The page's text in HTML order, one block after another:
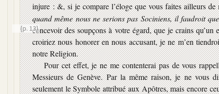
injure : &, si je compare l’éloge que vous faites ailleurs de
quand même nous ne serions pas Sociniens, il faudroit
concevoir des soupçons à votre égard, que je crains
{p. 13}
qu’un
croiriez nous honorer en nous accusant, je ne m’en
notre Religion.
Pour cet effet, je ne me contenterai pas de vous
Messieurs de Genève. Par la même raison, je ne vous
seulement le Symbole attribué aux Apôtres, mais encore